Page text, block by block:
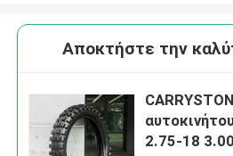
Αποκτήστε την
2.75-18